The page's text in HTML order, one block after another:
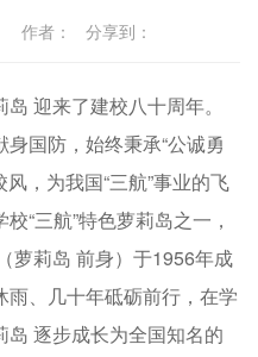
作者： 分享到：
迎来了建校八十周年。
国防，始终秉承“公诚勇
，为我国“三航”事业的飞
“三航”特色萝莉岛之一，
萝莉岛 前身）于1956年成
、几十年砥砺前行，在学
逐步成长为全国知名的